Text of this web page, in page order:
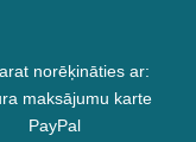
norēķināties ar:
maksājumu karte
PayPal